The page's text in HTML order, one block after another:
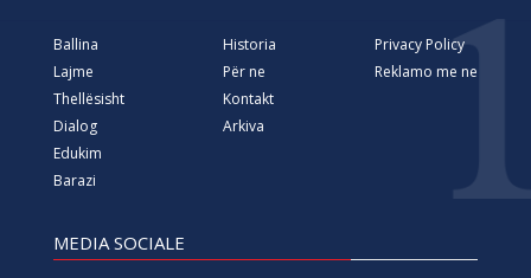
Ballina
Lajme
Thellësisht
Dialog
Edukim
Barazi
Historia
Për ne
Kontakt
Arkiva
Privacy Policy
Reklamo me ne
MEDIA SOCIALE